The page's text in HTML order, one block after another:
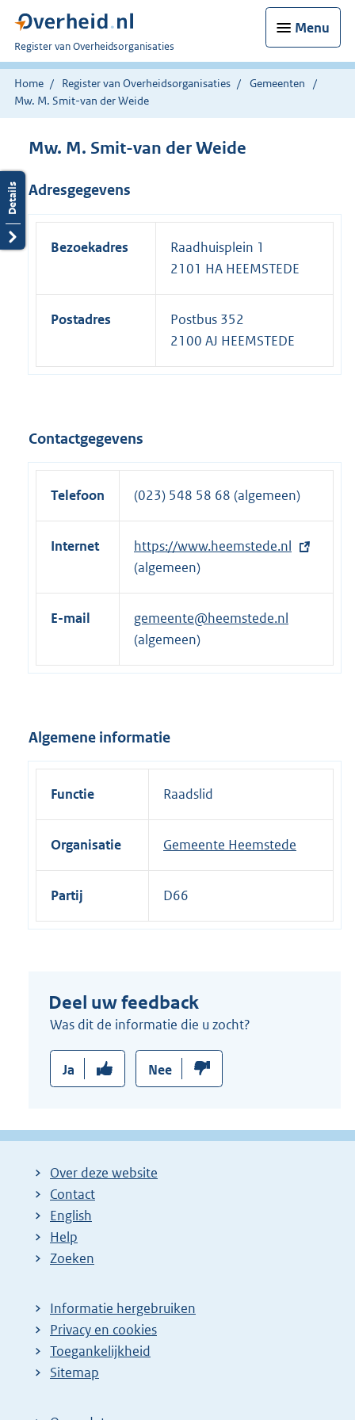
Menu
U
bent
nu
hier:
Register van Overheidsorganisaties
Home Register van Overheidsorganisaties
Gemeenten
Mw. M. Smit-van der Weide
Mw. M. Smit-van der Weide
Adresgegevens
Bezoekadres
Raadhuisplein 1
2101 HA HEEMSTEDE
Postadres
Postbus 352
2100 AJ HEEMSTEDE
Contactgegevens
Telefoon (023) 548 58 68 (algemeen)
Internet
E
x
t
r
e
n
k
https://www.heemstede.nl
(algemeen)
E-mail
gemeente@heemstede.nl
(algemeen)
Algemene informatie
Functie Raadslid
Organisatie Gemeente Heemstede
Partij D66
Deel uw feedback
Was dit de informatie die u zocht?
Ja Nee
Over deze website
Contact
English
Help
Zoeken
Informatie hergebruiken
Privacy en cookies
Toegankelijkheid
Sitemap